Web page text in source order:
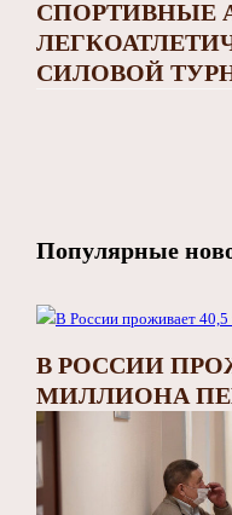
СПОРТИВНЫЕ
СИЛОВОЙ
Популярные
В РОССИИ
МИЛЛИОНА